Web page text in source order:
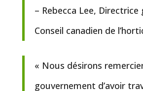
– Rebecca Lee, Directrice
Conseil canadien de
« Nous désirons
gouvernement d’avoir